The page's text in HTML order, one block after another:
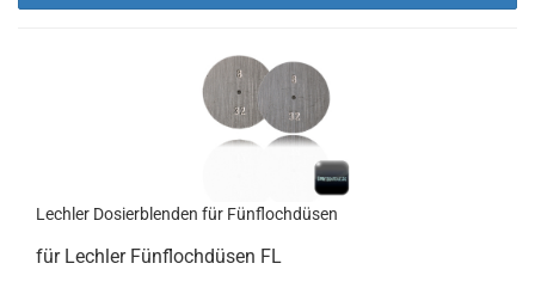
Lechler Dosierblenden für Fünflochdüsen
für Lechler Fünflochdüsen FL